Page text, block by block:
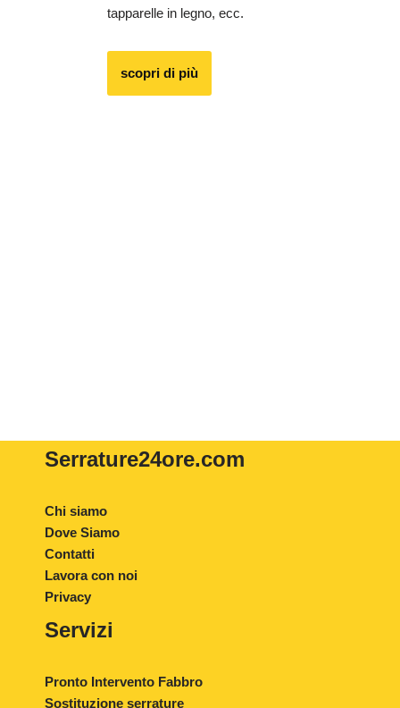
tapparelle in legno, ecc.
scopri di più
Serrature24ore.com
Chi siamo
Dove Siamo
Contatti
Lavora con noi
Privacy
Servizi
Pronto Intervento Fabbro
Sostituzione serrature